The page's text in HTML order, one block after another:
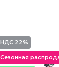
НДС 22%
Сезонная